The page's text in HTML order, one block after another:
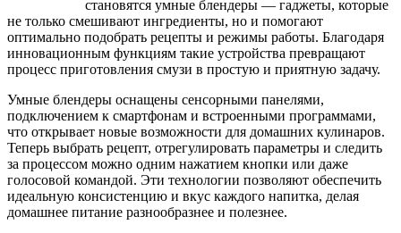
становятся умные блендеры — гаджеты, которые
не только смешивают ингредиенты, но и помогают
оптимально подобрать рецепты и режимы работы. Благодаря
инновационным функциям такие устройства превращают
процесс приготовления смузи в простую и приятную задачу.
Умные блендеры оснащены сенсорными панелями,
подключением к смартфонам и встроенными программами,
что открывает новые возможности для домашних кулинаров.
Теперь выбрать рецепт, отрегулировать параметры и следить
за процессом можно одним нажатием кнопки или даже
голосовой командой. Эти технологии позволяют обеспечить
идеальную консистенцию и вкус каждого напитка, делая
домашнее питание разнообразнее и полезнее.